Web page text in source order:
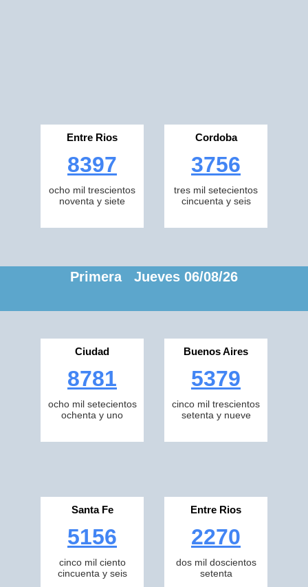
Entre Rios
8397
ocho mil trescientos
noventa y siete
Cordoba
3756
tres mil setecientos
cincuenta y seis
Primera Jueves 06/08/26
Ciudad
8781
ocho mil setecientos
ochenta y uno
Buenos Aires
5379
cinco mil trescientos
setenta y nueve
Santa Fe
5156
cinco mil ciento
cincuenta y seis
Entre Rios
2270
dos mil doscientos
setenta